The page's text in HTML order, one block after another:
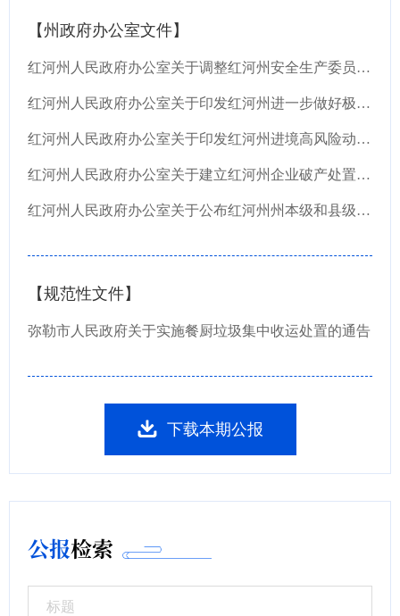
【州政府办公室文件】
红河州人民政府办公室关于调整红河州安全生产委员会组成人员的通知
红河州人民政府办公室关于印发红河州进一步做好极端高温干旱天气受灾成灾林木清理和补植修复...
红河州人民政府办公室关于印发红河州进境高风险动植物及其产品检疫风险联防联控工作机制（试...
红河州人民政府办公室关于建立红河州企业破产处置府院联动机制的通知
红河州人民政府办公室关于公布红河州州本级和县级政务服务中心进驻事项负面清单的通知
【规范性文件】
弥勒市人民政府关于实施餐厨垃圾集中收运处置的通告
下载本期公报
公报检索